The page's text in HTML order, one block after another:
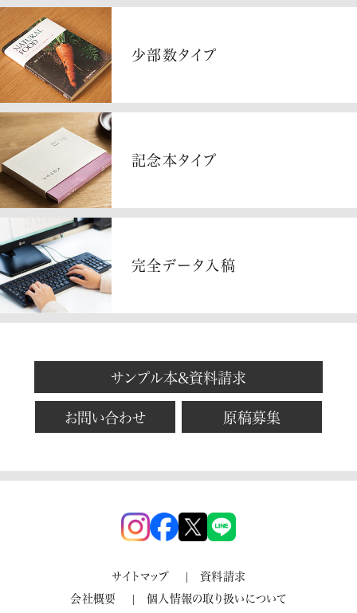
少部数タイプ
記念本タイプ
完全データ入稿
サンプル本&資料請求
お問い合わせ 原稿募集
サイトマップ
資料請求
会社概要
個人情報の取り扱いについて